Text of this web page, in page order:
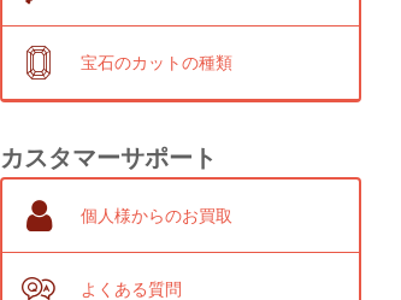
宝石のカットの種類
カスタマーサポート
個人様からのお買取
よくある質問